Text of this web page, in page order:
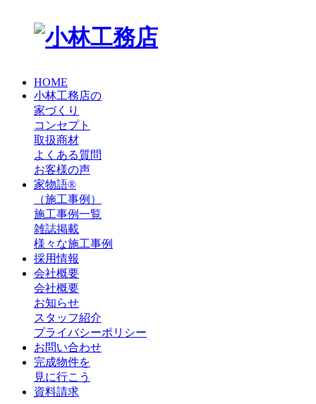
HOME
小林工務店の
家づくり
コンセプト
取扱商材
よくある質問
お客様の声
家物語®
（施工事例）
施工事例一覧
雑誌掲載
様々な施工事例
採用情報
会社概要
会社概要
お知らせ
スタッフ紹介
プライバシーポリシー
お問い合わせ
完成物件を
見に行こう
資料請求